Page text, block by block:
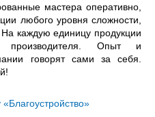
мастера оперативно,
любого уровня сложности,
каждую единицу продукции
производителя. Опыт и
говорят сами за себя.